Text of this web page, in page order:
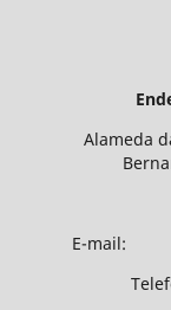
Alameda
E-mail: